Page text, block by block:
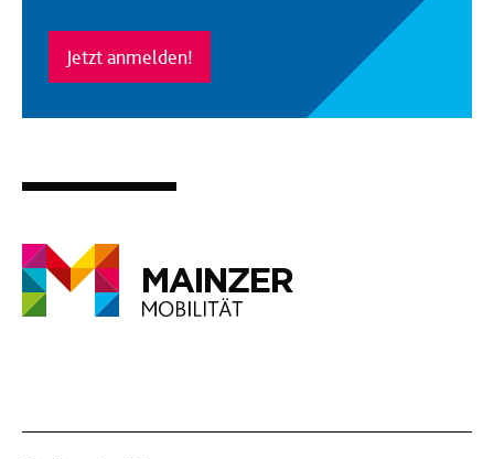
Jetzt anmelden!